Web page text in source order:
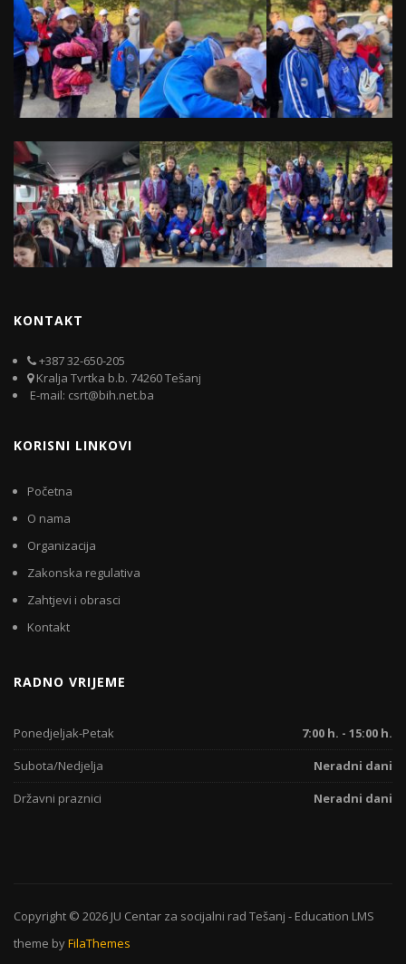
KONTAKT
+387 32-650-205
Kralja Tvrtka b.b. 74260 Tešanj
E-mail: csrt@bih.net.ba
KORISNI LINKOVI
Početna
O nama
Organizacija
Zakonska regulativa
Zahtjevi i obrasci
Kontakt
RADNO VRIJEME
Ponedjeljak-Petak
7:00 h. - 15:00 h.
Subota/Nedjelja
Neradni dani
Državni praznici
Neradni dani
Copyright © 2026 JU Centar za socijalni rad Tešanj - Education LMS
theme byFilaThemes